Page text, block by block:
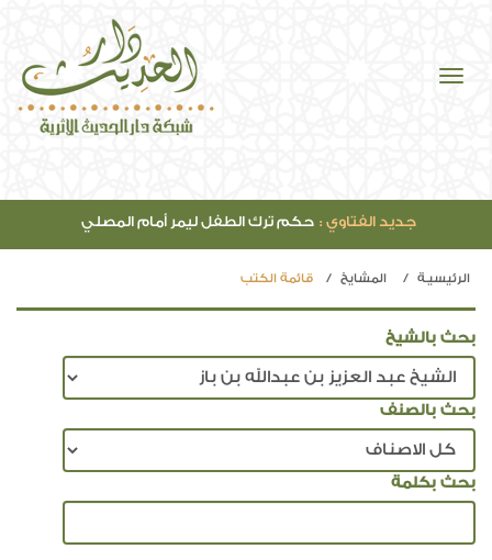
جديد الفتاوي : حكم ترك الطفل ليمر أمام المصلي
الرئيسيـة المشايخ قائمة الكتب
بحث بالشيخ
بحث بالصنف
بحث بكلمة